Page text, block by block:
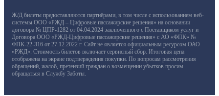
Ж/Д билеты предоставляются партнёрами, в том числе с использованием веб-
системы ООО «РЖД – Цифровые пассажирские решения» на основании
договора № ЦПР-1282 от 04.04.2024 заключенного с Поставщиком услуг и
Договора ООО «РЖД-Цифровые пассажирские решения» с АО «ФПК» №
ФПК-22-316 от 27.12.2022 г. Сайт не является официальным ресурсом ОАО
«РЖД». Стоимость билетов включает сервисный сбор. Итоговая цена
отображена на экране подтверждения покупки. По вопросам рассмотрения
обращений, жалоб, претензий граждан о возмещении убытков просим
обращаться в Службу Заботы.